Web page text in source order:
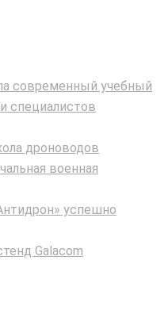
современный учебный
специалистов
дроноводов
военная
успешно
Galacom